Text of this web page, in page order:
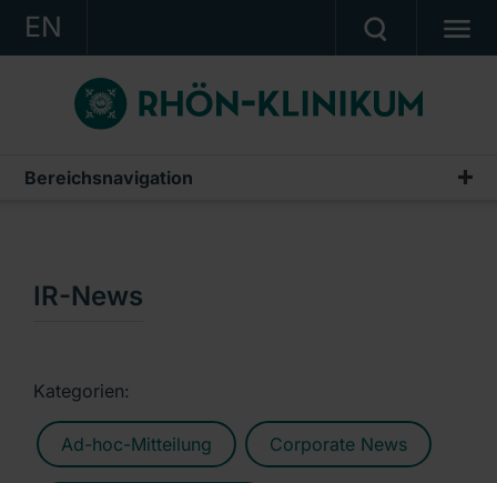
EN
KONZERN
KLINIKEN
KARRIERE
KONTAKT
Bereichsnavigation
Publikationen & Präsentationen
Präsentationen & Conference Calls
IR-News
Kategorien:
Ad-hoc-Mitteilung Corporate News